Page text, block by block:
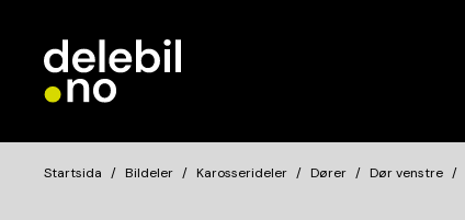
Startsida Bildeler Karosserideler Dører Dør venstre